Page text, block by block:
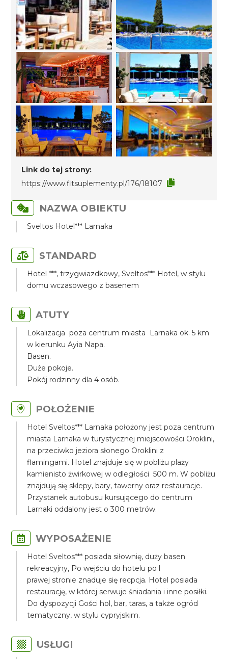
Link do tej strony:
https://www.fitsuplementy.pl/176/18107
NAZWA OBIEKTU
Sveltos Hotel*** Larnaka
STANDARD
Hotel ***, trzygwiazdkowy, Sveltos*** Hotel, w stylu
domu wczasowego z basenem
ATUTY
Lokalizacja poza centrum miasta Larnaka ok. 5 km
w kierunku Ayia Napa.
Basen.
Duże pokoje.
Pokój rodzinny dla 4 osób.
POŁOŻENIE
Hotel Sveltos*** Larnaka położony jest poza centrum
miasta Larnaka w turystycznej miejscowości Oroklini,
na przeciwko jeziora słonego Oroklini z
flamingami. Hotel znajduje się w pobliżu plaży
kamienisto żwirkowej w odległości 500 m. W pobliżu
znajdują się sklepy, bary, tawerny oraz restauracje.
Przystanek autobusu kursującego do centrum
Larnaki oddalony jest o 300 metrów.
WYPOSAŻENIE
Hotel Sveltos*** posiada siłownię, duży basen
rekreacyjny, Po wejściu do hotelu po l
prawej stronie znaduje się recpcja. Hotel posiada
restaurację, w której serwuje śniadania i inne posiłki.
Do dyspozycji Gości hol, bar, taras, a także ogród
tematyczny, w stylu cypryjskim.
USŁUGI